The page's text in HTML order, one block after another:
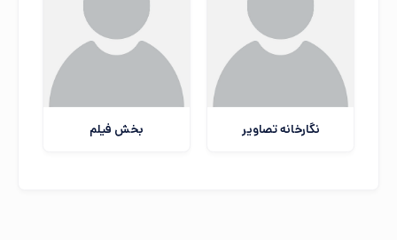
نگارخانه تصاویر بخش فیلم